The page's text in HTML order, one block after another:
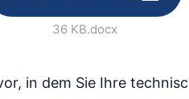
36 KB.docx
in dem Sie Ihre